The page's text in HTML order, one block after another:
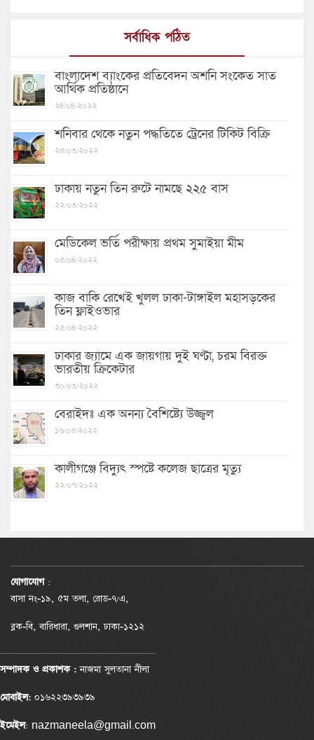
সর্বাধিক পঠিত
বাংলাদেশ ব্যাংকের প্রতিবেদন অশনি সংকেত সাত
আর্থিক প্রতিষ্ঠানে
২৪/০৪/২০২২
শনিবার থেকে নতুন পদ্ধতিতে ট্রেনের টিকিট বিক্রি
২৫/০৩/২০২২
ঢাকায় নতুন তিন রুটে নামছে ২২৫ বাস
২২/০৩/২০২২
মেডিকেল ভর্তি পরীক্ষায় প্রথম সুমাইয়া মীম
০৫/০৪/২০২২
কাজ বাকি রেখেই খুলল ঢাকা-টাঙ্গাইল মহাসড়কের
তিন ফ্লাইওভার
২৫/০৪/২০২২
ঢাকার জ্যামে এক জায়গায় দুই ঘণ্টা, চরম বিরক্ত
ভারতীয় ক্রিকেটার
৩০/০৩/২০২২
বেরাইদঃ এক অনন্য বৈশিষ্ট্যে উজ্জ্বল
১৬/০৫/২০২২
কালীগঞ্জে বিদ্যুৎ স্পষ্টে কলেজ ছাত্রের মৃত্যু
২২/০৭/২০২২
যোগাযোগ :
বাসা নং-১৯, ৫ম তলা, রোড-৭/এ,
ব্লক-বি, বারিধারা, গুলশান, ঢাকা-১২১২
সম্পাদক ও প্রকাশক :নাজমা সুলতানা নীলা
মোবাইল: ০১৬২২৩৯৩৯৩৯
ইমেইল: nazmaneela@gmail.com